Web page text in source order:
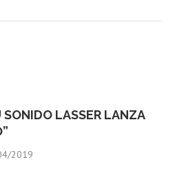
SONIDO LASSER LANZA
2019